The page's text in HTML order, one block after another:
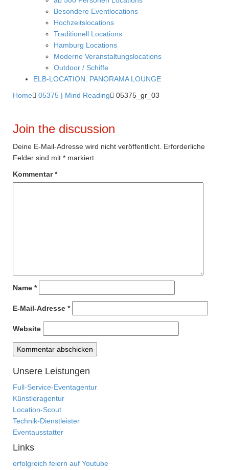
Besondere Eventlocations
Hochzeitslocations
Traditionell Locations
Hamburg Locations
Moderne Veranstaltungslocations
Outdoor / Schiffe
ELB-LOCATION: PANORAMA LOUNGE
Home 05375 | Mind Reading 05375_gr_03
Join the discussion
Deine E-Mail-Adresse wird nicht veröffentlicht. Erforderliche
Felder sind mit * markiert
Kommentar*
Name *
E-Mail-Adresse *
Website
Unsere Leistungen
Full-Service-Eventagentur
Künstleragentur
Location-Scout
Technik-Dienstleister
Eventausstatter
Links
erfolgreich feiern auf Youtube